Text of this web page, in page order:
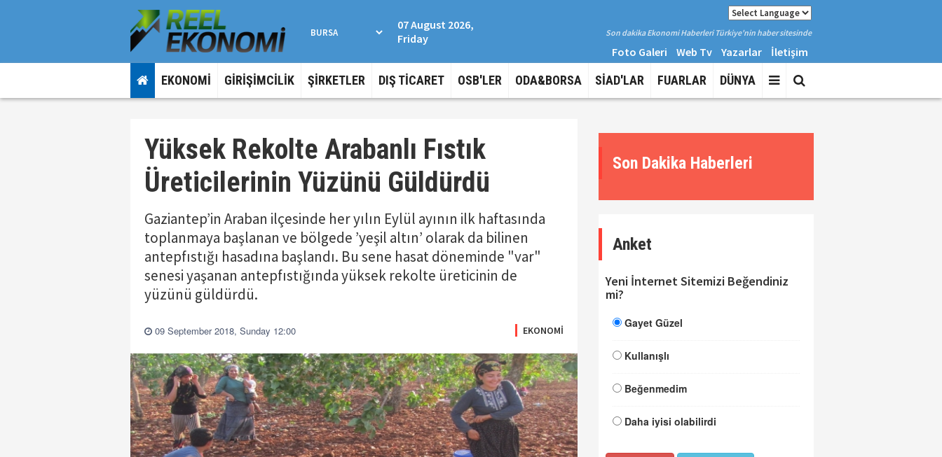
07 August 2026,
Friday
Son dakika Ekonomi Haberleri Türkiye'nin haber sitesinde
Foto Galeri Web Tv Yazarlar İletişim
EKONOMİ GİRİŞİMCİLİK ŞİRKETLER DIŞ TİCARET OSB'LER ODA&BORSA SİAD'LAR FUARLAR DÜNYA
Yüksek Rekolte Arabanlı Fıstık
Üreticilerinin Yüzünü Güldürdü
Gaziantep’in Araban ilçesinde her yılın Eylül ayının ilk haftasında
toplanmaya başlanan ve bölgede ’yeşil altın’ olarak da bilinen
antepfıstığı hasadına başlandı. Bu sene hasat döneminde "var"
senesi yaşanan antepfıstığında yüksek rekolte üreticinin de
yüzünü güldürdü.
09 September 2018, Sunday 12:00 EKONOMİ
Son Dakika Haberleri
Anket
Yeni İnternet Sitemizi Beğendiniz
mi?
Gayet Güzel
Kullanışlı
Beğenmedim
Daha iyisi olabilirdi